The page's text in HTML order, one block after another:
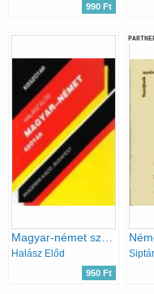
990 Ft
Magyar-német szótár (Kisszótár sorozat)
Halász Előd
950 Ft